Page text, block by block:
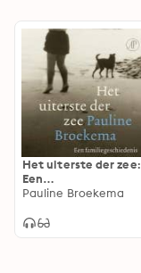
Het uiterste der zee:
Een
familiegeschiedenis
Pauline Broekema